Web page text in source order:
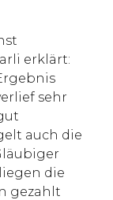
erklärt:
sehr
auch die
die
gezahlt